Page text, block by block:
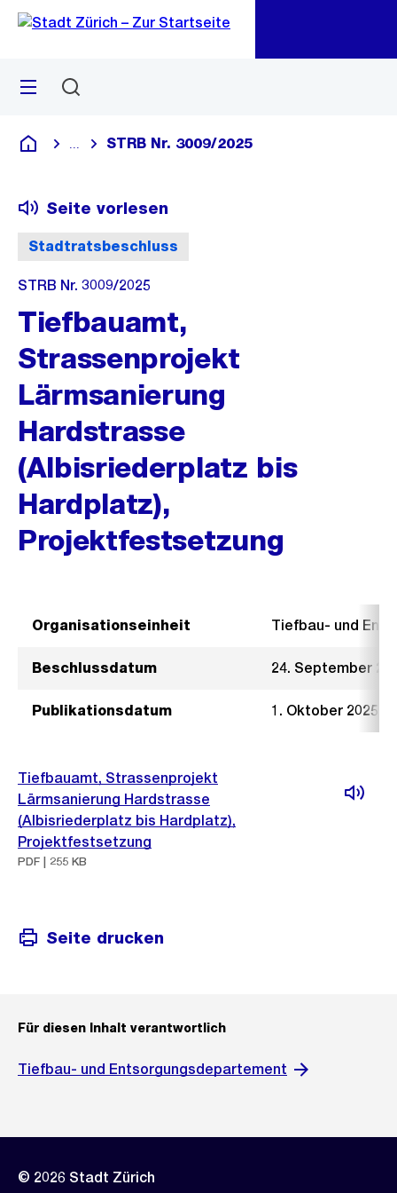
Navigation
Sprunglink
Menü
Deutsch
Blende alle Breadcrumbs ein
STRB Nr. 3009/2025
Stadtratsbeschluss
Seite vorlesen
STRB Nr. 3009/2025
Tiefbauamt,
Strassenprojekt
Lärmsanierung
Hardstrasse
(Albisriederplatz bis
Hardplatz),
Projektfestsetzung
Organisationseinheit Tiefbau- und
Beschlussdatum 24. September
Publikationsdatum 1. Oktober 2025
Tiefbauamt, Strassenprojekt
Lärmsanierung Hardstrasse
(Albisriederplatz bis Hardplatz),
Projektfestsetzung
PDF | 255 KB
Seite drucken
Für diesen Inhalt verantwortlich
Tiefbau- und Entsorgungsdepartement
© 2026 Stadt Zürich